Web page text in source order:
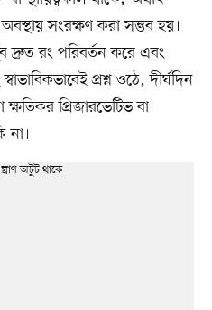
সংরক্ষণ করা সম্ভব হয়।
দ্রুত রং পরিবর্তন করে এবং
প্রশ্ন ওঠে, দীর্ঘদিন
প্রিজারভেটিভ বা
না।